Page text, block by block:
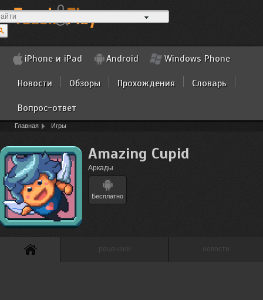
iPhone и iPad Android Windows Phone
Новости Обзоры Прохождения Словарь
Вопрос-ответ
Главная Игры
Amazing Cupid
Аркады
Бесплатно
рецензии новости